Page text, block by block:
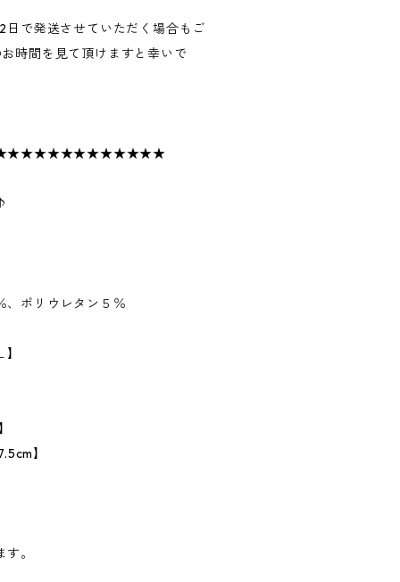
日で発送させていただく場合もご
時間を見て頂けますと幸いで
ポリウレタン５％
】
。